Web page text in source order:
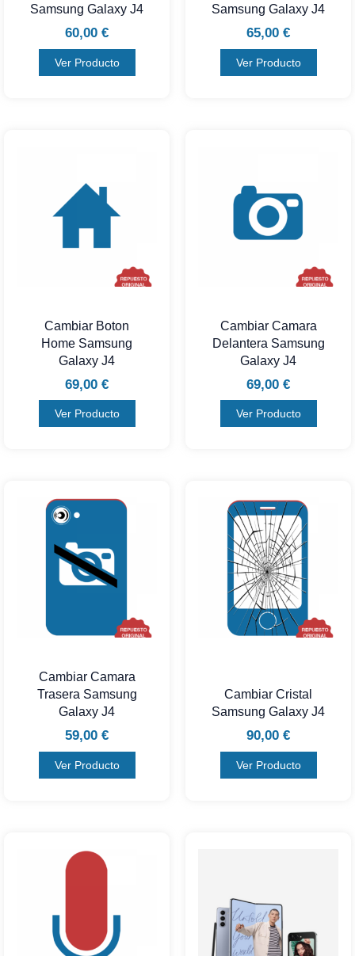
Samsung Galaxy J4
60,00 €
Ver Producto
Samsung Galaxy J4
65,00 €
Ver Producto
Cambiar Boton
Home Samsung
Galaxy J4
69,00 €
Ver Producto
Cambiar Camara
Delantera Samsung
Galaxy J4
69,00 €
Ver Producto
Cambiar Camara
Trasera Samsung
Galaxy J4
59,00 €
Ver Producto
Cambiar Cristal
Samsung Galaxy J4
90,00 €
Ver Producto